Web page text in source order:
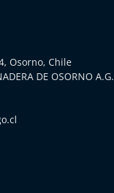
Osorno, Chile
DE OSORNO A.G.